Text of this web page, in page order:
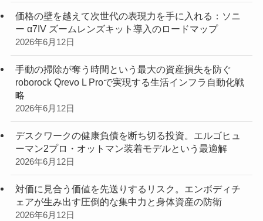
価格の壁を越えて次世代の表現力を手に入れる：ソニ
ー α7IV ズームレンズキット導入のロードマップ
2026年6月12日
手動の掃除が奪う時間という最大の資産損失を防ぐ
roborock Qrevo L Proで実現する生活インフラ自動化戦
略
2026年6月12日
デスクワークの健康負債を断ち切る投資。エルゴヒュ
ーマン2プロ・オットマン装着モデルという最適解
2026年6月12日
対価に見合う価値を先送りするリスク。エンボディチ
ェアが生み出す圧倒的な集中力と身体資産の防衛
2026年6月12日